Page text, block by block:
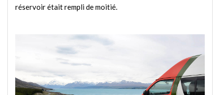
réservoir était rempli de moitié.